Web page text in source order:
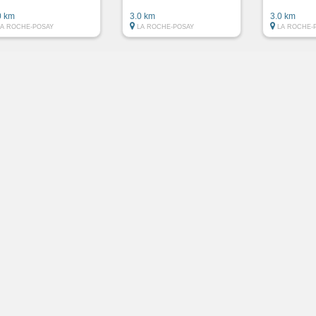
km
ROCHE-POSAY
3.0 km
LA ROCHE-POSAY
3.0 km
LA ROCHE-